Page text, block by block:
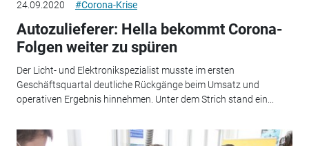
24.09.2020 #Corona-Krise
Autozulieferer: Hella bekommt Corona-
Folgen weiter zu spüren
Der Licht- und Elektronikspezialist musste im ersten
Geschäftsquartal deutliche Rückgänge beim Umsatz und
operativen Ergebnis hinnehmen. Unter dem Strich stand ein...